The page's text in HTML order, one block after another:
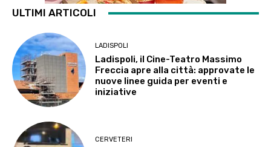
ULTIMI ARTICOLI
LADISPOLI
Ladispoli, il Cine-Teatro Massimo
Freccia apre alla città: approvate le
nuove linee guida per eventi e
iniziative
CERVETERI